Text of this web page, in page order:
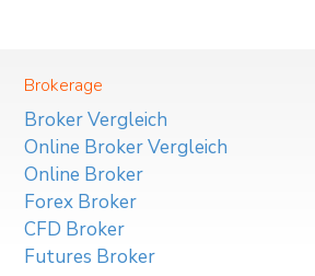
Brokerage
Broker Vergleich
Online Broker Vergleich
Online Broker
Forex Broker
CFD Broker
Futures Broker